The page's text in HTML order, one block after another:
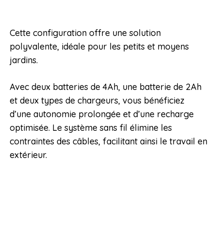
Cette configuration offre une solution
polyvalente, idéale pour les petits et moyens
jardins.
Avec deux batteries de 4Ah, une batterie de 2Ah
et deux types de chargeurs, vous bénéficiez
d’une autonomie prolongée et d’une recharge
optimisée. Le système sans fil élimine les
contraintes des câbles, facilitant ainsi le travail en
extérieur.